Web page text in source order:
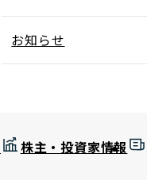
お知らせ
株主・投資家情報